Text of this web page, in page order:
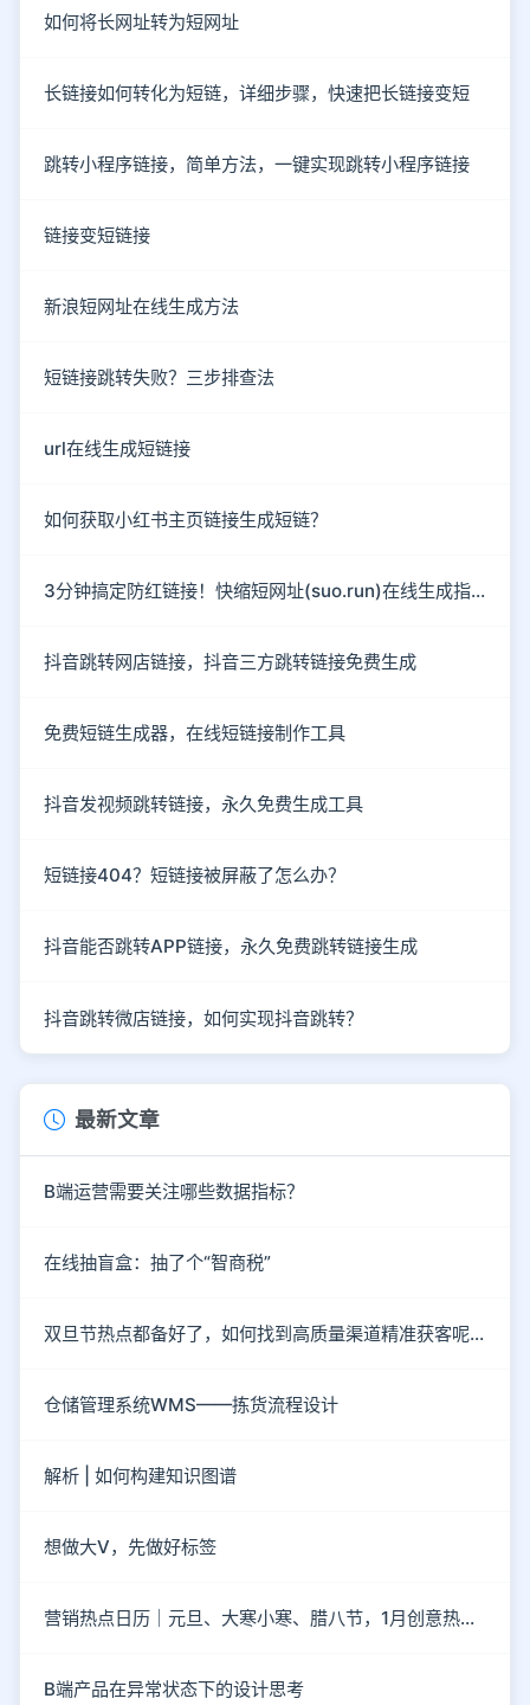
如何将长网址转为短网址
长链接如何转化为短链，详细步骤，快速把长链接变短
跳转小程序链接，简单方法，一键实现跳转小程序链接
链接变短链接
新浪短网址在线生成方法
短链接跳转失败？三步排查法
url在线生成短链接
如何获取小红书主页链接生成短链？
3分钟搞定防红链接！快缩短网址(suo.run)在线生成指南
抖音跳转网店链接，抖音三方跳转链接免费生成
免费短链生成器，在线短链接制作工具
抖音发视频跳转链接，永久免费生成工具
短链接404？短链接被屏蔽了怎么办？
抖音能否跳转APP链接，永久免费跳转链接生成
抖音跳转微店链接，如何实现抖音跳转？
最新文章
B端运营需要关注哪些数据指标？
在线抽盲盒：抽了个“智商税”
双旦节热点都备好了，如何找到高质量渠道精准获客呢？
仓储管理系统WMS——拣货流程设计
解析 | 如何构建知识图谱
想做大V，先做好标签
营销热点日历｜元旦、大寒小寒、腊八节，1月创意热点都在这
B端产品在异常状态下的设计思考